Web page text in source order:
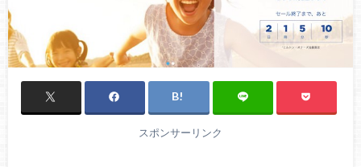
スポンサーリンク